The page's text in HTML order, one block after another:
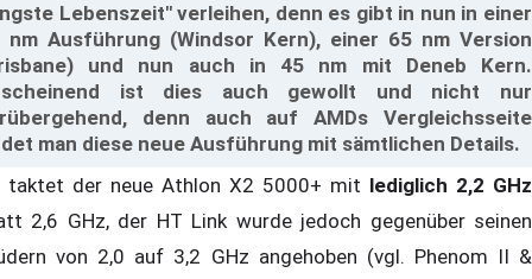
Lebenszeit" verleihen, denn es gibt in nun in einer
nm Ausführung (Windsor Kern), einer 65 nm Version
und nun auch in 45 nm mit Deneb Kern.
ist dies auch gewollt und nicht nur
denn auch auf AMDs Vergleichsseite
man diese neue Ausführung mit sämtlichen Details.
taktet der neue Athlon X2 5000+ mit lediglich 2,2 GHz
2,6 GHz, der HT Link wurde jedoch gegenüber seinen
von 2,0 auf 3,2 GHz angehoben (vgl. Phenom II &